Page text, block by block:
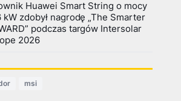
Huawei Smart String o mocy
kW zdobył nagrodę „The Smarter
podczas targów Intersolar
2026
msi